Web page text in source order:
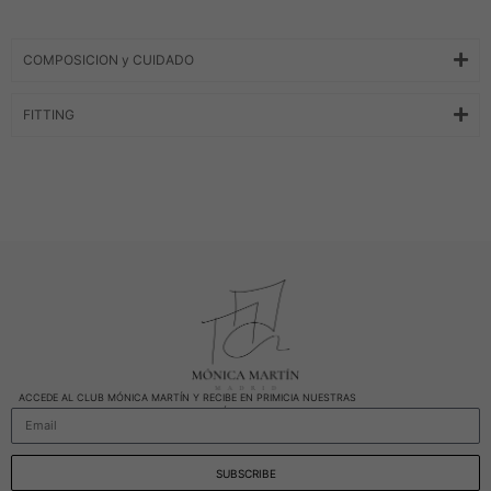
COMPOSICION y CUIDADO
FITTING
ACCEDE AL CLUB MÓNICA MARTÍN Y RECIBE EN PRIMICIA NUESTRAS
NOVEDADES Y TENDENCIAS MÁS EXCLUSIVAS.
SUBSCRIBE